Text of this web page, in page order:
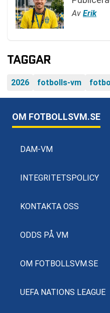
Av Erik
TAGGAR
2026 fotbolls-vm
OM FOTBOLLSVM.SE
DAM-VM
INTEGRITETSPOLICY
KONTAKTA OSS
ODDS PÅ VM
OM FOTBOLLSVM.SE
UEFA NATIONS LEAGUE